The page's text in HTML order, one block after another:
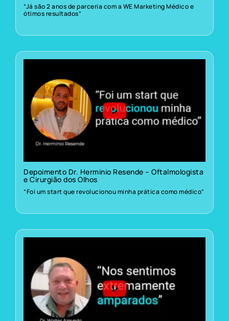
“Já são 2 anos de parceria com a WE Marketing Médico e
ótimos resultados”
Depoimento Dr. Herminio Resende – Oftalmologista
e Cirurgião dos Olhos
“Foi um start que revolucionou minha prática como médico”